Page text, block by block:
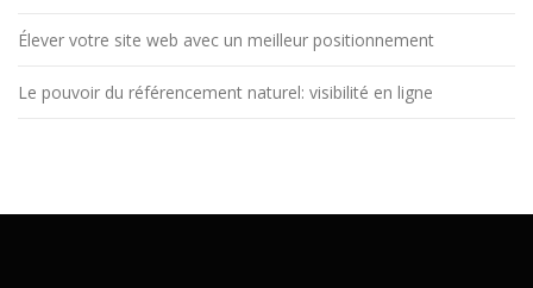
Élever votre site web avec un meilleur positionnement
Le pouvoir du référencement naturel: visibilité en ligne